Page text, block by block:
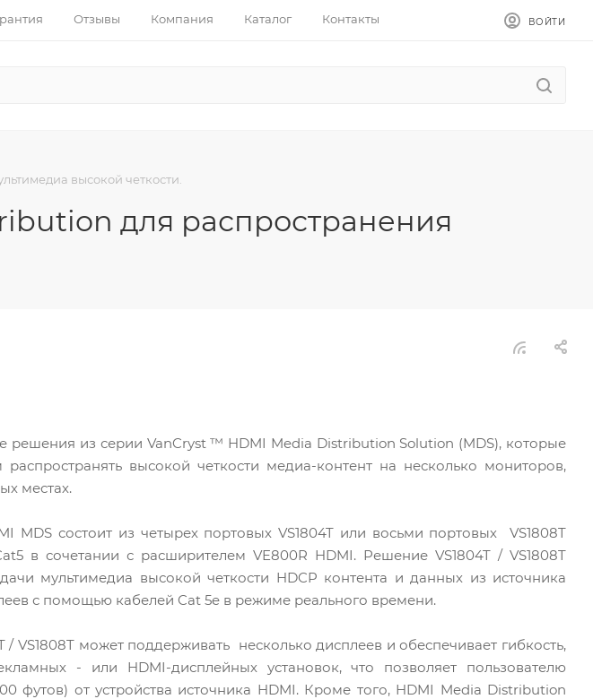
Отзывы Компания Каталог Контакты ВОЙТИ
высокой четкости.
для распространения
решения из серии VanCryst ™ HDMI Media Distribution Solution (MDS), которые
распространять высокой четкости медиа-контент на несколько мониторов,
местах.
MDS состоит из четырех портовых VS1804T или восьми портовых VS1808T
в сочетании с расширителем VE800R HDMI. Решение VS1804T / VS1808T
мультимедиа высокой четкости HDCP контента и данных из источника
с помощью кабелей Cat 5e в режиме реального времени.
VS1808T может поддерживать несколько дисплеев и обеспечивает гибкость,
- или HDMI-дисплейных установок, что позволяет пользователю
футов) от устройства источника HDMI. Кроме того, HDMI Media Distribution